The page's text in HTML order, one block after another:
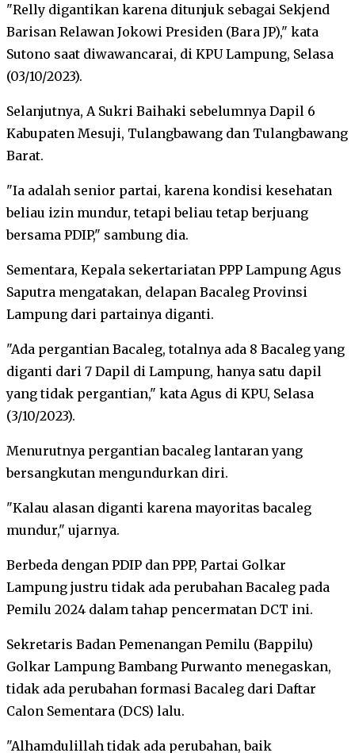
"Relly digantikan karena ditunjuk sebagai Sekjend
Barisan Relawan Jokowi Presiden (Bara JP)," kata
Sutono saat diwawancarai, di KPU Lampung, Selasa
(03/10/2023).
Selanjutnya, A Sukri Baihaki sebelumnya Dapil 6
Kabupaten Mesuji, Tulangbawang dan Tulangbawang
Barat.
"Ia adalah senior partai, karena kondisi kesehatan
beliau izin mundur, tetapi beliau tetap berjuang
bersama PDIP," sambung dia.
Sementara, Kepala sekertariatan PPP Lampung Agus
Saputra mengatakan, delapan Bacaleg Provinsi
Lampung dari partainya diganti.
"Ada pergantian Bacaleg, totalnya ada 8 Bacaleg yang
diganti dari 7 Dapil di Lampung, hanya satu dapil
yang tidak pergantian," kata Agus di KPU, Selasa
(3/10/2023).
Menurutnya pergantian bacaleg lantaran yang
bersangkutan mengundurkan diri.
"Kalau alasan diganti karena mayoritas bacaleg
mundur," ujarnya.
Berbeda dengan PDIP dan PPP, Partai Golkar
Lampung justru tidak ada perubahan Bacaleg pada
Pemilu 2024 dalam tahap pencermatan DCT ini.
Sekretaris Badan Pemenangan Pemilu (Bappilu)
Golkar Lampung Bambang Purwanto menegaskan,
tidak ada perubahan formasi Bacaleg dari Daftar
Calon Sementara (DCS) lalu.
"Alhamdulillah tidak ada perubahan, baik